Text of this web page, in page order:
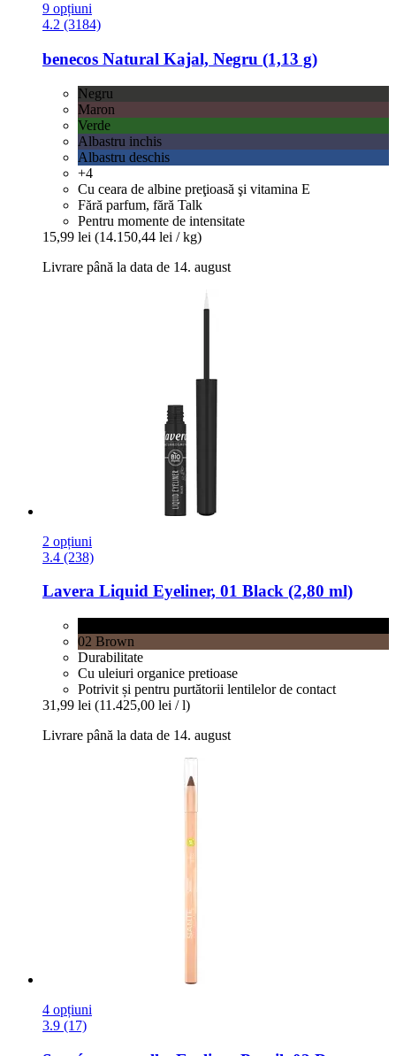
9 opțiuni
4.2 (3184)
benecos Natural Kajal, Negru (1,13 g)
Negru
Maron
Verde
Albastru inchis
Albastru deschis
+4
Cu ceara de albine preţioasă şi vitamina E
Fără parfum, fără Talk
Pentru momente de intensitate
15,99 lei (14.150,44 lei / kg)
Livrare până la data de 14. august
2 opțiuni
3.4 (238)
Lavera Liquid Eyeliner, 01 Black (2,80 ml)
02 Brown
Durabilitate
Cu uleiuri organice pretioase
Potrivit și pentru purtătorii lentilelor de contact
31,99 lei (11.425,00 lei / l)
Livrare până la data de 14. august
4 opțiuni
3.9 (17)